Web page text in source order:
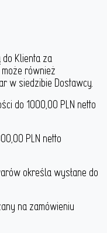
Klienta za
również
w siedzibie Dostawcy.
do 1000,00 PLN netto
PLN netto
określa wysłane do
na zamówieniu